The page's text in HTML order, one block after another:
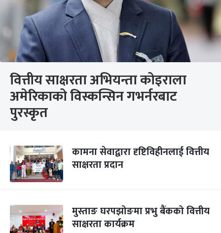
वित्तीय साक्षरता अभियन्ता कोइराला
अमेरिकाको विस्कन्सिन गभर्नरबाट
पुरस्कृत
कामना सेवाद्वारा दृष्टिविहीनलाई वित्तीय
साक्षरता प्रदान
मुस्ताङ घरपझोङमा प्रभु बैंकको वित्तीय
साक्षरता कार्यक्रम